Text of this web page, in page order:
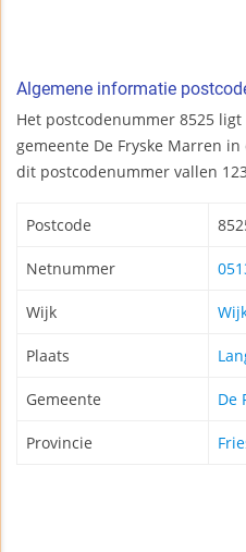
Algemene informatie
Het postcodenummer 8525
gemeente De Fryske Marren
dit postcodenummer vallen
Postcode
Netnummer
Wijk
Plaats
Gemeente De
Provincie